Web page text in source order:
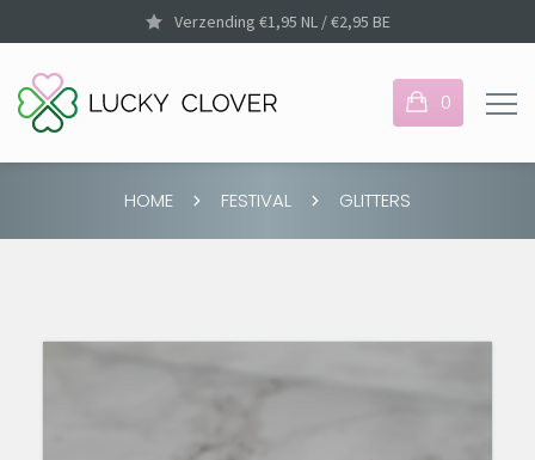
Verzending €1,95 NL / €2,95 BE
0
HOME FESTIVAL GLITTERS